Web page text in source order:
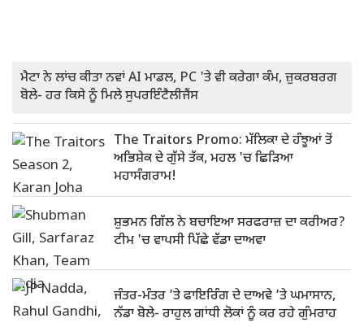
ਮੈਟਾ ਨੇ ਲਾਂਚ ਕੀਤਾ ਨਵਾਂ AI ਮਾਡਲ, PC 'ਤੇ ਵੀ ਕਰੇਗਾ ਕੰਮ, ਜ਼ੁਕਰਬਰਗ
ਬੋਲੇ- ਹਰ ਕਿਸੇ ਨੂੰ ਮਿਲੇ ਸੁਪਰਇੰਟੈਲੀਜੈਂਸ
The Traitors Promo: ਮੱਲਿਕਾ ਦੇ ਹੰਝੂਆਂ ਤੋਂ
ਅਭਿਸ਼ੇਕ ਦੇ ਗੁੱਸੇ ਤੱਕ, ਮਹਲ 'ਚ ਛਿੜਿਆ
ਮਹਾਸੰਗਰਾਮ!
ਸ਼ੁਭਮਨ ਗਿੱਲ ਨੇ ਬਚਾਇਆ ਸਰਫਰਾਜ਼ ਦਾ ਕਰੀਅਰ?
ਟੀਮ 'ਚ ਵਾਪਸੀ ਪਿੱਛੇ ਵੱਡਾ ਦਾਅਵਾ
ਜੰਤਰ-ਮੰਤਰ ’ਤੇ ਫਾਇਰਿੰਗ ਦੇ ਦਾਅਵੇ ’ਤੇ ਘਮਾਸਾਨ,
ਨੱਡਾ ਬੋਲੇ- ਰਾਹੁਲ ਗਾਂਧੀ ਲੋਕਾਂ ਨੂੰ ਕਰ ਰਹੇ ਗੁੰਮਰਾਹ